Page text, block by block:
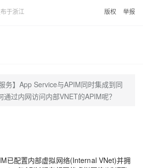
于浙江 版权 举报
务】App Service与APIM同时集成到同
过内网访问内部VNET的APIM呢？
已配置内部虚拟网络(Internal VNet)并拥